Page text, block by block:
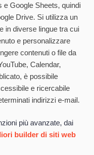
e Google Sheets, quindi
Drive. Si utilizza un
in diverse lingue tra cui
e personalizzare
contenuti o file da
Calendar,
è possibile
e ricercabile
indirizzi e-mail.
più avanzate, dai
builder di siti web